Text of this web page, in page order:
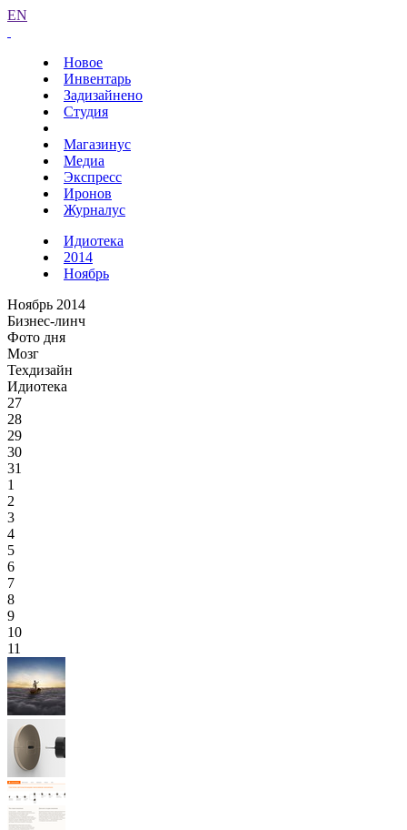
EN
Новое
Инвентарь
Задизайнено
Студия
Магазинус
Медиа
Экспресс
Иронов
Журналус
Идиотека
2014
Ноябрь
Ноябрь 2014
Бизнес-линч
Фото дня
Мозг
Техдизайн
Идиотека
27
28
29
30
31
1
2
3
4
5
6
7
8
9
10
11